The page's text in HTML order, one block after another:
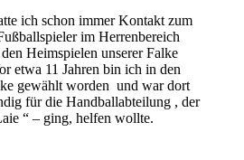
ich schon immer Kontakt zum
im Herrenbereich
Heimspielen unserer Falke
etwa 11 Jahren bin ich in den
gewählt worden und war dort
für die Handballabteilung , der
“ – ging, helfen wollte.